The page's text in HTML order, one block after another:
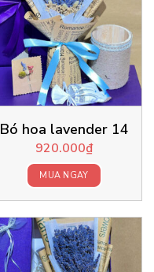
Bó hoa lavender 14
920.000₫
MUA NGAY